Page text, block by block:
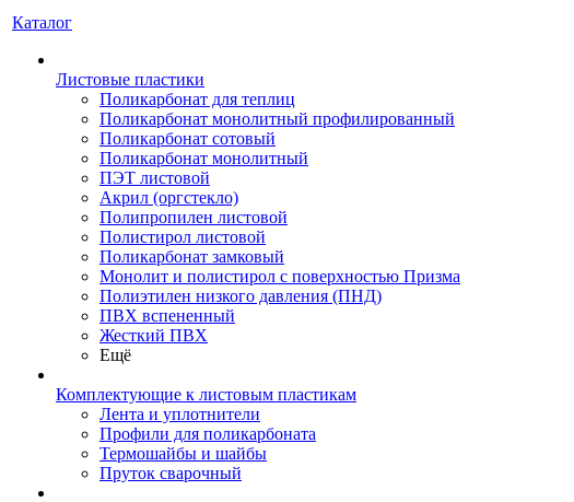
Каталог
Листовые пластики
Поликарбонат для теплиц
Поликарбонат монолитный профилированный
Поликарбонат сотовый
Поликарбонат монолитный
ПЭТ листовой
Акрил (оргстекло)
Полипропилен листовой
Полистирол листовой
Поликарбонат замковый
Монолит и полистирол с поверхностью Призма
Полиэтилен низкого давления (ПНД)
ПВХ вспененный
Жесткий ПВХ
Ещё
Комплектующие к листовым пластикам
Лента и уплотнители
Профили для поликарбоната
Термошайбы и шайбы
Пруток сварочный